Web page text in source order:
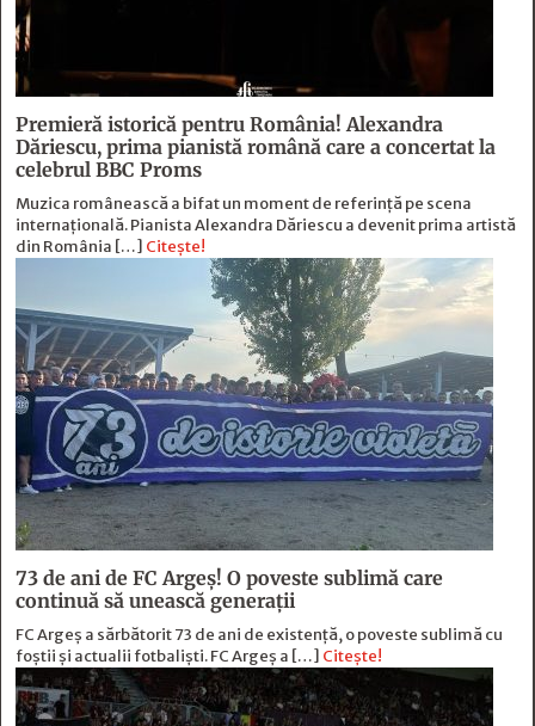
Premieră istorică pentru România! Alexandra
Dăriescu, prima pianistă română care a concertat la
celebrul BBC Proms
Muzica românească a bifat un moment de referință pe scena
internațională. Pianista Alexandra Dăriescu a devenit prima artistă
din România […] Citește!
73 de ani de FC Argeş! O poveste sublimă care
continuă să unească generaţii
FC Argeș a sărbătorit 73 de ani de existență, o poveste sublimă cu
foștii și actualii fotbaliști. FC Argeș a […] Citește!